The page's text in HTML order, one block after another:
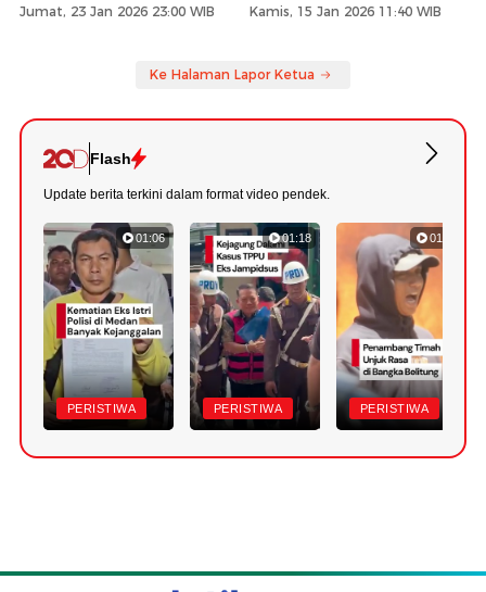
Jumat, 23 Jan 2026 23:00 WIB Kamis, 15 Jan 2026 11:40 WIB
Ke Halaman Lapor Ketua
Flash
Update berita terkini dalam format video pendek.
01:06
PERISTIWA
01:18
PERISTIWA
01:11
PERISTIWA